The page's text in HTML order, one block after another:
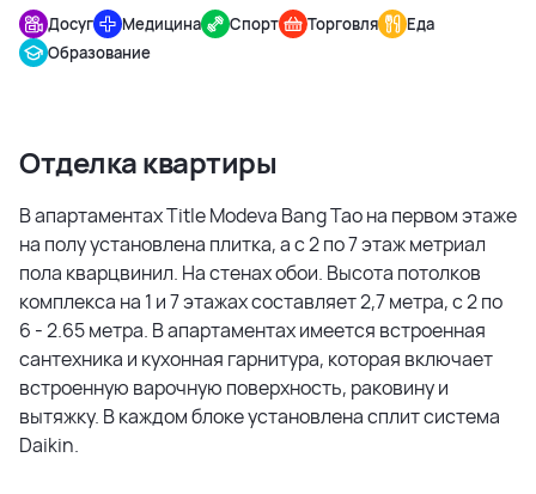
Досуг Медицина Спорт Торговля
Еда
Образование
Отделка квартиры
В апартаментах Title Modeva Bang Tao на первом этаже
на полу установлена плитка, а с 2 по 7 этаж метриал
пола кварцвинил. На стенах обои. Высота потолков
комплекса на 1 и 7 этажах составляет 2,7 метра, с 2 по
6 - 2.65 метра. В апартаментах имеется встроенная
сантехника и кухонная гарнитура, которая включает
встроенную варочную поверхность, раковину и
вытяжку. В каждом блоке установлена сплит система
Daikin.